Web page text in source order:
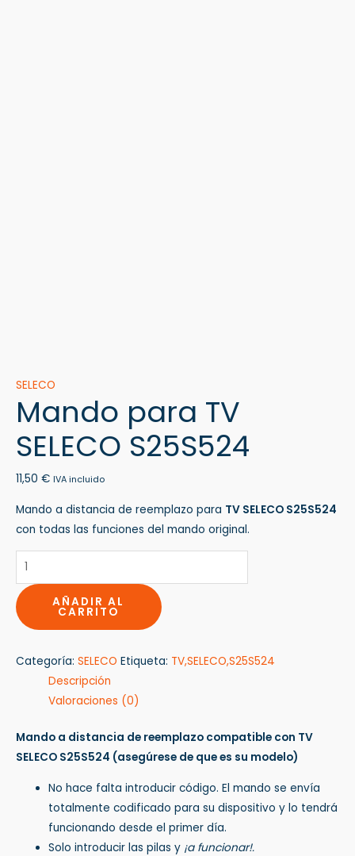
SELECO
Mando para TV
SELECO S25S524
11,50 € IVA incluido
Mando a distancia de reemplazo para TV SELECO S25S524
con todas las funciones del mando original.
AÑADIR AL
CARRITO
Categoría: SELECO Etiqueta: TV,SELECO,S25S524
Descripción
Valoraciones (0)
Mando a distancia de reemplazo compatible con TV
SELECO S25S524 (asegúrese de que es su modelo)
No hace falta introducir código. El mando se envía
totalmente codificado para su dispositivo y lo tendrá
funcionando desde el primer día.
Solo introducir las pilas y ¡a funcionar!.